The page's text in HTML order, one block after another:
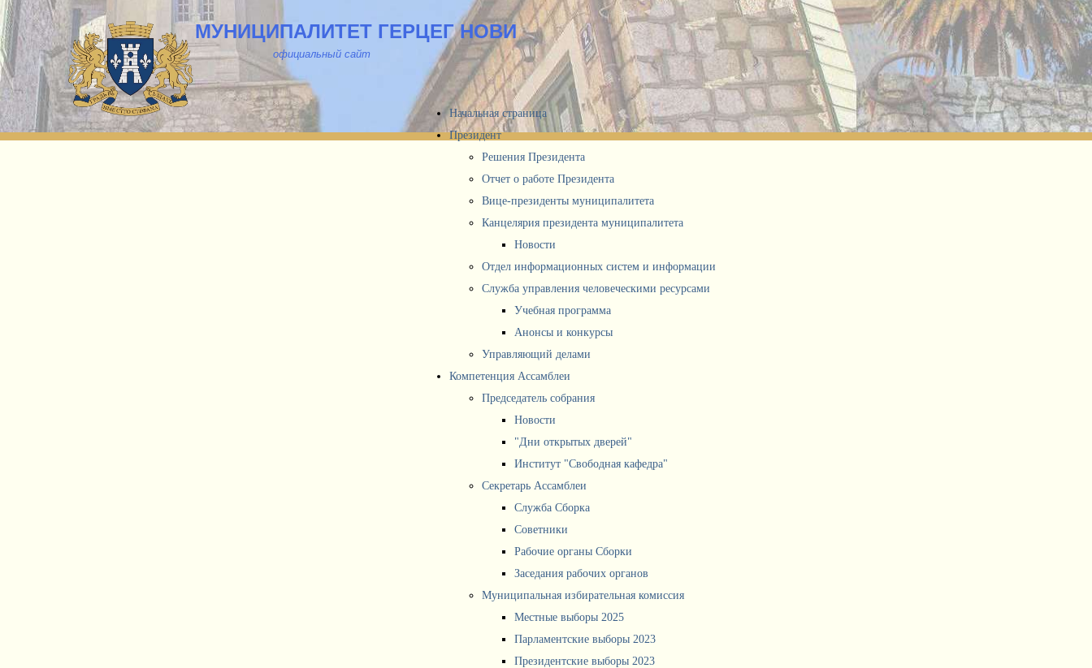
МУНИЦИПАЛИТЕТ ГЕРЦЕГ НОВИ
официальный сайт
Начальная страница
Президент
Решения Президента
Отчет о работе Президента
Вице-президенты муниципалитета
Канцелярия президента муниципалитета
Новости
Отдел информационных систем и информации
Служба управления человеческими ресурсами
Учебная программа
Анонсы и конкурсы
Управляющий делами
Компетенция Ассамблеи
Председатель собрания
Новости
"Дни открытых дверей"
Институт "Свободная кафедра"
Секретарь Ассамблеи
Служба Сборка
Советники
Рабочие органы Сборки
Заседания рабочих органов
Муниципальная избирательная комиссия
Местные выборы 2025
Парламентские выборы 2023
Президентские выборы 2023